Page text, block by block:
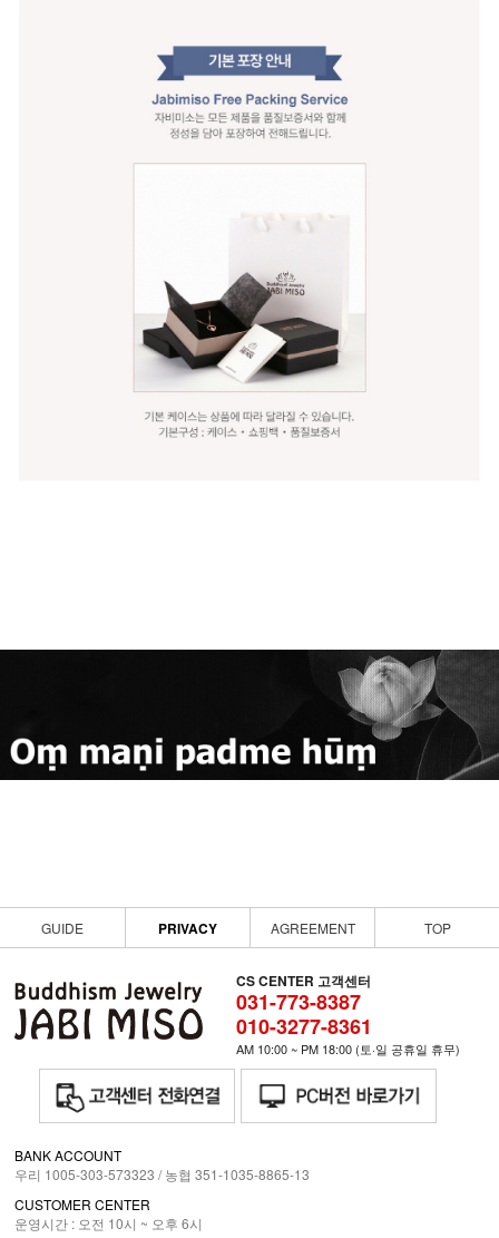
GUIDE PRIVACY AGREEMENT TOP
CS CENTER 고객센터
031-773-8387
010-3277-8361
AM 10:00 ~ PM 18:00 (토·일 공휴일 휴무)
BANK ACCOUNT
우리 1005-303-573323 / 농협 351-1035-8865-13
CUSTOMER CENTER
운영시간 : 오전 10시 ~ 오후 6시